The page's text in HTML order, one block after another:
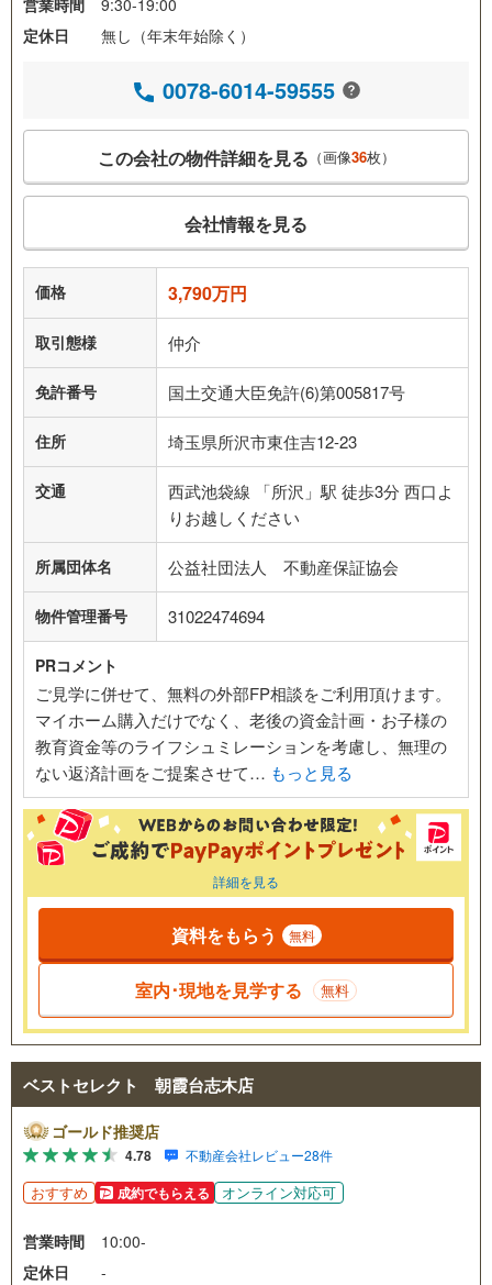
営業時間
9:30-19:00
定休日
無し（年末年始除く）
0078-6014-59555
この会社の物件詳細を見る （画像36枚）
会社情報を見る
価格 3,790万円
取引態様 仲介
免許番号 国土交通大臣免許(6)第005817号
住所 埼玉県所沢市東住吉12-23
交通
西武池袋線 「所沢」駅 徒歩3分 西口よ
りお越しください
所属団体名 公益社団法人 不動産保証協会
物件管理番号 31022474694
PRコメント
ご見学に併せて、無料の外部FP相談をご利用頂けます。
マイホーム購入だけでなく、老後の資金計画・お子様の
教育資金等のライフシュミレーションを考慮し、無理の
ない返済計画をご提案させて… もっと見る
詳細を見る
資料をもらう 無料
室内･現地を見学する 無料
ベストセレクト 朝霞台志木店
ゴールド推奨店
4.78 不動産会社レビュー28件
おすすめ 成約でもらえる オンライン対応可
営業時間
10:00-
定休日
-